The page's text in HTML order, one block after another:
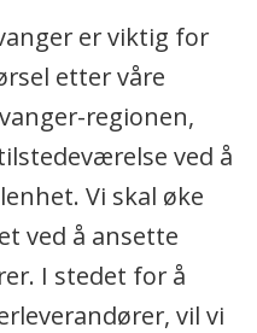
er viktig for
etter våre
regionen,
ved å
Vi skal øke
ved å ansette
I stedet for å
vil vi